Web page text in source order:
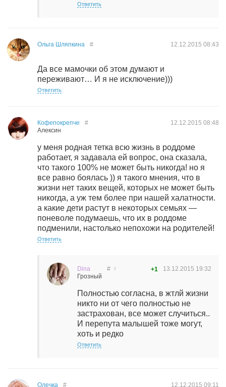
Ответить
Ольга Шляпкина 12.12.2015 08:43
#
Да все мамочки об этом думают и
переживают… И я не исключение)))
Ответить
Кофепокрепче
Алексин
12.12.2015 08:48
#
у меня родная тетка всю жизнь в роддоме
работает, я задавала ей вопрос, она сказала,
что такого 100% не может быть никогда! но я
все равно боялась )) я такого мнения, что в
жизни нет таких вещей, которых не может быть
никогда, а уж тем более при нашей халатности.
а какие дети растут в некоторых семьях —
поневоле подумаешь, что их в роддоме
подменили, настолько непохожи на родителей!
Ответить
Dina
Грозный
13.12.2015 19:32
# ↑ +1
Полностью согласна, в жтлй жизни
никто ни от чего полностью не
застрахован, все может случиться..
И перепута малышей тоже могут,
хоть и редко
Ответить
Олечка 12.12.2015 09:11
#